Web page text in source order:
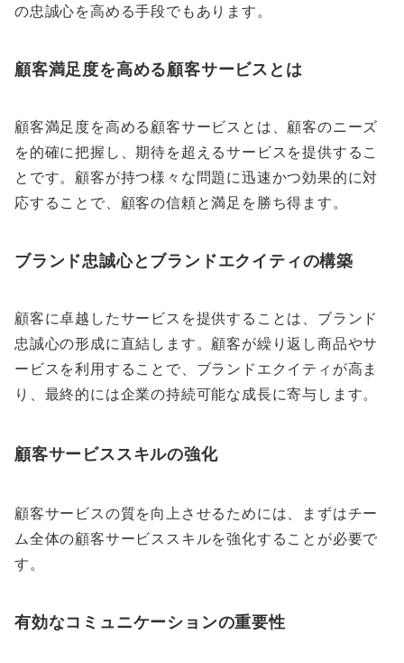
の忠誠心を高める手段でもあります。
顧客満足度を高める顧客サービスとは
顧客満足度を高める顧客サービスとは、顧客のニーズ
を的確に把握し、期待を超えるサービスを提供するこ
とです。顧客が持つ様々な問題に迅速かつ効果的に対
応することで、顧客の信頼と満足を勝ち得ます。
ブランド忠誠心とブランドエクイティの構築
顧客に卓越したサービスを提供することは、ブランド
忠誠心の形成に直結します。顧客が繰り返し商品やサ
ービスを利用することで、ブランドエクイティが高ま
り、最終的には企業の持続可能な成長に寄与します。
顧客サービススキルの強化
顧客サービスの質を向上させるためには、まずはチー
ム全体の顧客サービススキルを強化することが必要で
す。
有効なコミュニケーションの重要性